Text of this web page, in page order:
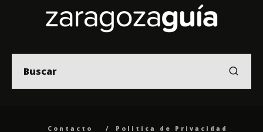
Contacto Politica de Privacidad